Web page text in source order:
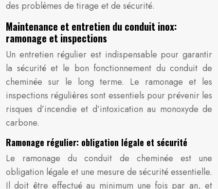
des problèmes de tirage et de sécurité.
Maintenance et entretien du conduit inox:
ramonage et inspections
Un entretien régulier est indispensable pour garantir
la sécurité et le bon fonctionnement du conduit de
cheminée sur le long terme. Le ramonage et les
inspections régulières sont essentiels pour prévenir les
risques d’incendie et d’intoxication au monoxyde de
carbone.
Ramonage régulier: obligation légale et sécurité
Le ramonage du conduit de cheminée est une
obligation légale et une mesure de sécurité essentielle.
Il doit être effectué au minimum une fois par an, et